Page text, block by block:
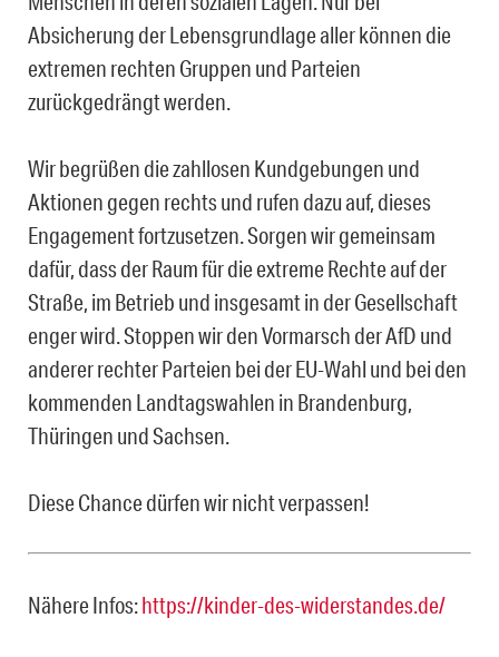
Absicherung der Lebensgrundlage aller können die
extremen rechten Gruppen und Parteien
zurückgedrängt werden.
Wir begrüßen die zahllosen Kundgebungen und
Aktionen gegen rechts und rufen dazu auf, dieses
Engagement fortzusetzen. Sorgen wir gemeinsam
dafür, dass der Raum für die extreme Rechte auf der
Straße, im Betrieb und insgesamt in der Gesellschaft
enger wird. Stoppen wir den Vormarsch der AfD und
anderer rechter Parteien bei der EU-Wahl und bei den
kommenden Landtagswahlen in Brandenburg,
Thüringen und Sachsen.
Diese Chance dürfen wir nicht verpassen!
Nähere Infos:https://kinder-des-widerstandes.de/